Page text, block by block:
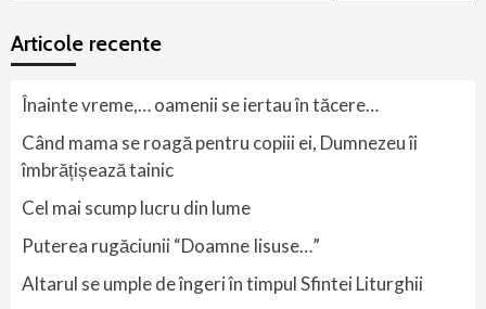
Articole recente
Înainte vreme,… oamenii se iertau în tăcere…
Când mama se roagă pentru copiii ei, Dumnezeu îi
îmbrățișează tainic
Cel mai scump lucru din lume
Puterea rugăciunii “Doamne Iisuse…”
Altarul se umple de îngeri în timpul Sfintei Liturghii